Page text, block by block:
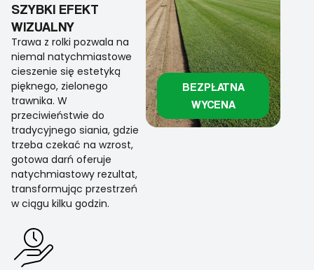
SZYBKI EFEKT
WIZUALNY
Trawa z rolki pozwala na
niemal natychmiastowe
cieszenie się estetyką
pięknego, zielonego
trawnika. W
przeciwieństwie do
tradycyjnego siania, gdzie
trzeba czekać na wzrost,
gotowa darń oferuje
natychmiastowy rezultat,
transformując przestrzeń
w ciągu kilku godzin.
BEZPŁATNA
WYCENA